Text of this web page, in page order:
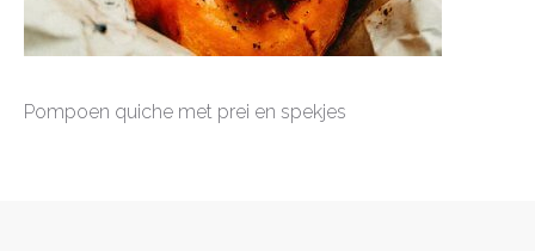
Pompoen quiche met prei en spekjes